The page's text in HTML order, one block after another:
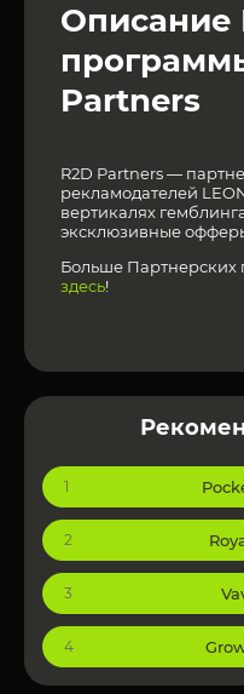
Описание
Partners
R2D Partners —
рекламодателей
вертикалях
эксклюзивные
Больше Партнерских
здесь!
1
2
3
4